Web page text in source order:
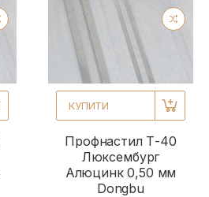
КУПИТИ
Профнастил Т-40
Люксембург
Алюцинк 0,50 мм
Dongbu